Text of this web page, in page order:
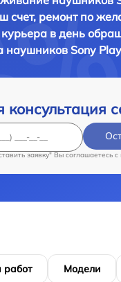
счет, ремонт по
в день
наушниковSony
консультация
заявку" Вы соглашаетесь c
работ Модели